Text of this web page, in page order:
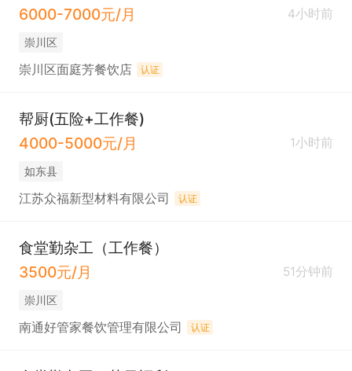
6000-7000元/月
4小时前
崇川区
崇川区面庭芳餐饮店 认证
帮厨(五险+工作餐)
4000-5000元/月
1小时前
如东县
江苏众福新型材料有限公司 认证
食堂勤杂工（工作餐）
3500元/月
51分钟前
崇川区
南通好管家餐饮管理有限公司 认证